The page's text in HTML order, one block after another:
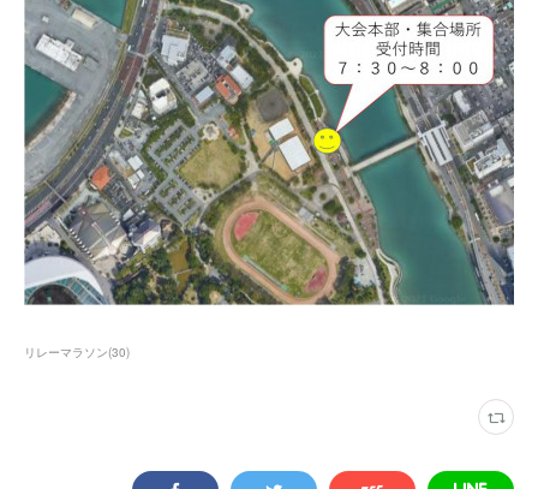
リレーマラソン(30)